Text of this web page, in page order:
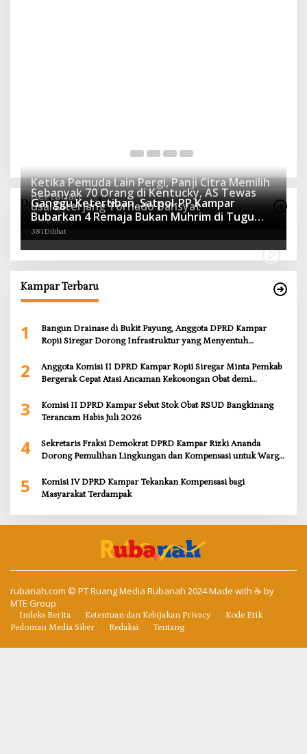
Daerah Terpopuler
Ketika Pemuda Lain Pergi, Panji Citra Memilih
Bertahan
547 Dilihat
Sebanyak 70 Orang di Kentucky, AS Tewas
usai Diterjang Tornado Dahsyat
396 Dilihat
Ganggu Ketertiban, Satpol-PP Kampar
Bubarkan 4 Remaja Bukan Muhrim di Tugu
Batu Hitam dan Tigo Tungku Sajoangan
381 Dilihat
Kampar Terbaru
1
Bangun Drainase di Bukit Payung, Anggota DPRD Kampar
Ropii Siregar Dorong Infrastruktur yang Menyentuh
2
Anggota Komisi II DPRD Kampar Ropii Siregar Minta Pemkab
Bergerak Cepat Atasi Ancaman Kekosongan Obat demi
3
Komisi II DPRD Kampar Sebut Stok Obat RSUD Bangkinang
Terancam Habis Juli 2026
4
Sekretaris Fraksi Demokrat DPRD Kampar Rizki Ananda
Dorong Pemulihan Lingkungan dan Kompensasi untuk Warga
5
Komisi IV DPRD Kampar Tekankan Kompensasi bagi
Masyarakat Terdampak
rubanah.com © PT Ruang Media Rubanah 2024 Made with ☕ by
MTE Group
Indeks Berita Ketentuan dan Kebijakan Privacy
Kode Etik
Pedoman Media Siber
Redaksi Tentang